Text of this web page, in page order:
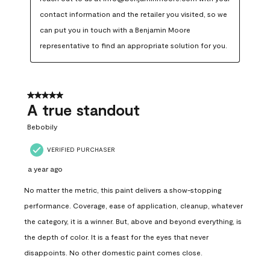
contact information and the retailer you visited, so we
can put you in touch with a Benjamin Moore
representative to find an appropriate solution for you.
5 out of 5 stars.
A true standout
Bebobily
VERIFIED PURCHASER
a year ago
No matter the metric, this paint delivers a show-stopping
performance. Coverage, ease of application, cleanup, whatever
the category, it is a winner. But, above and beyond everything, is
the depth of color. It is a feast for the eyes that never
disappoints. No other domestic paint comes close.